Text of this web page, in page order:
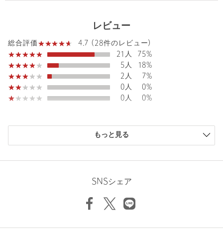
============================
【注意事項】
※商品に「取り扱い上の注意書き」、「洗濯表示」がございます
場合は、使用前に必ずご確認ください。
※商品画像は、光の当たり具合やパソコンなどの閲覧環境によ
り、実際の色味と異なって見える場合がございます。あらかじめ
ご了承ください。
店舗へお問い合わせの際は、全国のUNITED ARROWS各店舗ま
で下記の品名/品番をお申し付けください。
品名：□UWSC COMFY TEE BLS
対象商品
返品 対象商品 返品等について
レビュー
総合評価
4.7 (28件のレビュー)
21人
75%
5人
18%
2人
7%
0人
0%
0人
0%
もっと見る
SNSシェア